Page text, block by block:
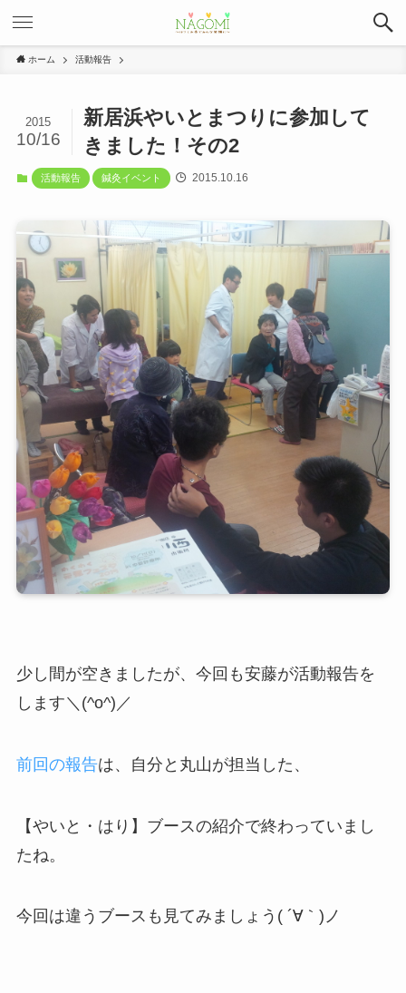
ホーム 活動報告
新居浜やいとまつりに参加して
きました！その2
2015
10/16
活動報告 鍼灸イベント 2015.10.16
少し間が空きましたが、今回も安藤が活動報告を
します＼(^o^)／
前回の報告は、自分と丸山が担当した、
【やいと・はり】ブースの紹介で終わっていまし
たね。
今回は違うブースも見てみましょう( ´∀｀)ノ